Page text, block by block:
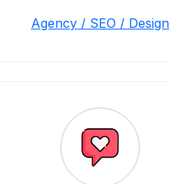
Agency / SEO / Design